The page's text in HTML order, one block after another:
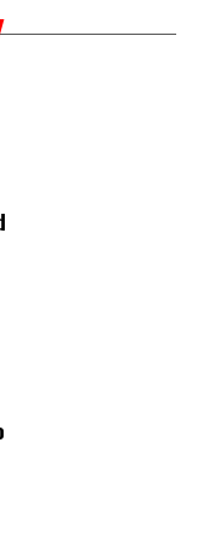
a revisar el origen
al
mayor
la economía de
avícola.
y Puebla
más de 350
para